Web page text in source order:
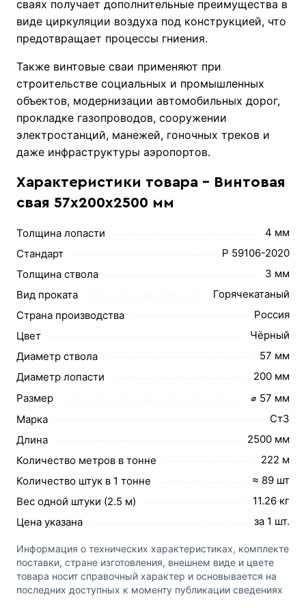
сваях получает дополнительные преимущества в
виде циркуляции воздуха под конструкцией, что
предотвращает процессы гниения.
Также винтовые сваи применяют при
строительстве социальных и промышленных
объектов, модернизации автомобильных дорог,
прокладке газопроводов, сооружении
электростанций, манежей, гоночных треков и
даже инфраструктуры аэропортов.
Характеристики товара - Винтовая
свая 57х200х2500 мм
Толщина лопасти
4 мм
Стандарт
Р 59106-2020
Толщина ствола
3 мм
Вид проката
Горячекатаный
Страна производства
Россия
Цвет
Чёрный
Диаметр ствола
57 мм
Диаметр лопасти
200 мм
Размер
⌀ 57 мм
Марка
Ст3
Длина
2500 мм
Количество метров в тонне
222 м
Количество штук в 1 тонне
≈ 89 шт
Вес одной штуки (2.5 м)
11.26 кг
Цена указана
за 1 шт.
Информация о технических характеристиках, комплекте
поставки, стране изготовления, внешнем виде и цвете
товара носит справочный характер и основывается на
последних доступных к моменту публикации сведениях